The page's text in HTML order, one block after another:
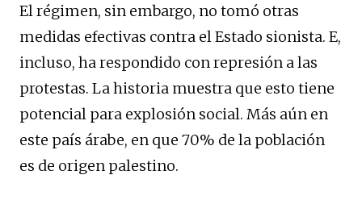
El régimen, sin embargo, no tomó otras
medidas efectivas contra el Estado sionista. E,
incluso, ha respondido con represión a las
protestas. La historia muestra que esto tiene
potencial para explosión social. Más aún en
este país árabe, en que 70% de la población
es de origen palestino.